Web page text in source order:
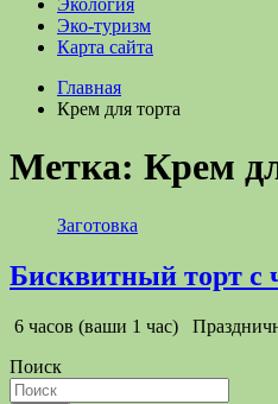
Эко-туризм
Карта сайта
Главная
Крем для торта
Метка: Крем
Заготовка
Бисквитный торт с
6 часов (ваши 1 час)
Поиск